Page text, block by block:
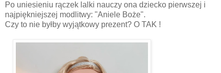
Po uniesieniu rączek lalki nauczy ona dziecko pierwszej i
najpiękniejszej modlitwy: "Aniele Boże".
Czy to nie byłby wyjątkowy prezent? O TAK !